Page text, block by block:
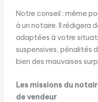
Notre conseil : même
à un notaire. Il rédigera
adaptées à votre
suspensives, pénalités
bien des mauvaises
Les missions du
de vendeur